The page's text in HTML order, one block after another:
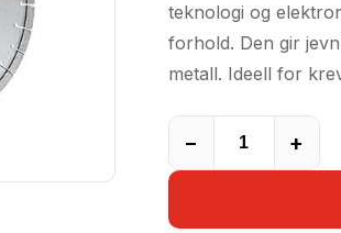
teknologi og
forhold. Den gir
metall. Ideell for
− +